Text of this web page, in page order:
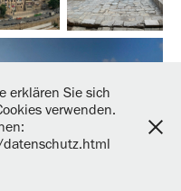
erklären Sie sich
verwenden.